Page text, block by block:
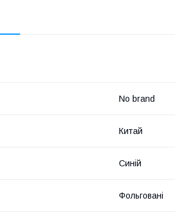
No brand
Китай
Синій
Фольговані